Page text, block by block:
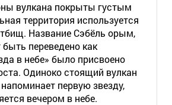
вулкана покрыты густым
территория используется
Название Сэбёль орым,
переведено как
в небе» было присвоено
Одиноко стоящий вулкан
первую звезду,
вечером в небе.